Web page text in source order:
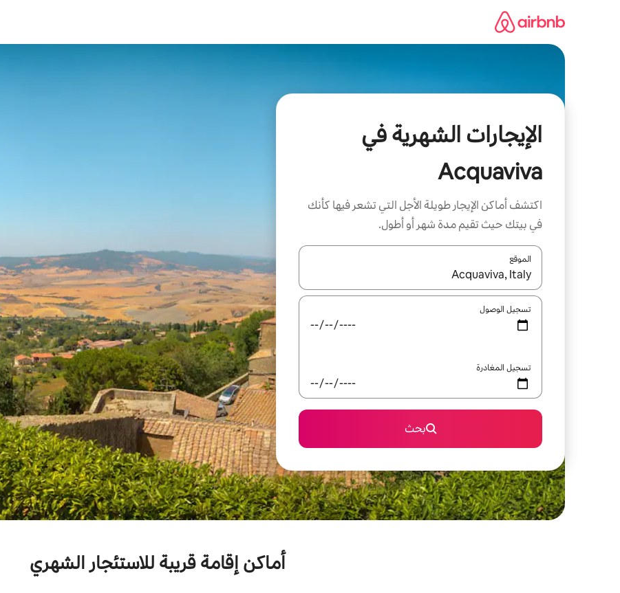
الإيجارات الشهرية في
Acquaviva
اكتشف أماكن الإيجار طويلة الأجل التي تشعر فيها كأنك
في بيتك حيث تقيم مدة شهر أو أطول.
الموقع
عند توفر النتائج، انتقل باستخدام السهمين لأعلى ولأسفل أو استكشف عن طريق اللمس أو السحب.
تسجيل الوصول
تسجيل المغادرة
بحث
أماكن إقامة قريبة للاستئجار الشهري